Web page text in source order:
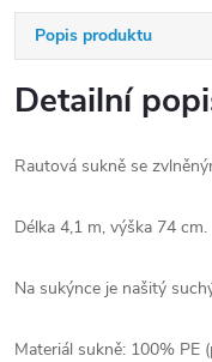
Popis produktu
Detailní
Rautová sukně se
Délka 4,1 m, výška 74 cm.
Na sukýnce je našitý
Materiál sukně: 100% PE